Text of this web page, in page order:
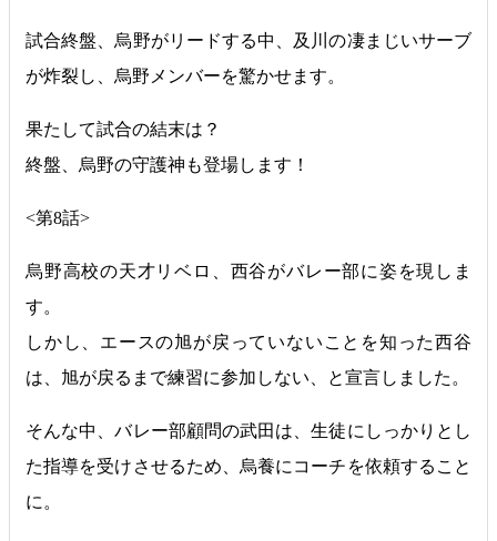
試合終盤、烏野がリードする中、及川の凄まじいサーブ
が炸裂し、烏野メンバーを驚かせます。
果たして試合の結末は？
終盤、烏野の守護神も登場します！
<第8話>
烏野高校の天才リベロ、西谷がバレー部に姿を現しま
す。
しかし、エースの旭が戻っていないことを知った西谷
は、旭が戻るまで練習に参加しない、と宣言しました。
そんな中、バレー部顧問の武田は、生徒にしっかりとし
た指導を受けさせるため、烏養にコーチを依頼すること
に。